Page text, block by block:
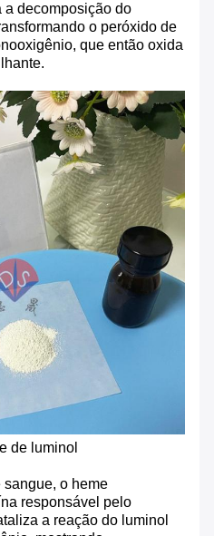
a decomposição do
o peróxido de
que então oxida
de luminol
o heme
responsável pelo
a reação do luminol